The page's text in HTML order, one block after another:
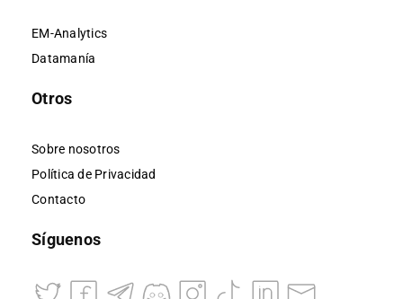
EM-Analytics
Datamanía
Otros
Sobre nosotros
Política de Privacidad
Contacto
Síguenos